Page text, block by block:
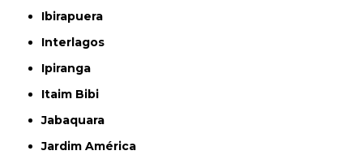
Ibirapuera
Interlagos
Ipiranga
Itaim Bibi
Jabaquara
Jardim América